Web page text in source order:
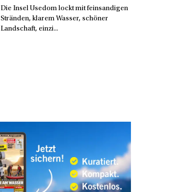
Die Insel Usedom lockt mit feinsandigen
Stränden, klarem Wasser, schöner
Landschaft, einzi...